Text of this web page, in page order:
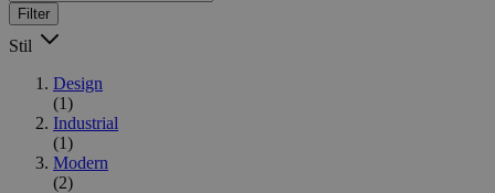
Filter
Stil
Design
(1)
Industrial
(1)
Modern
(2)